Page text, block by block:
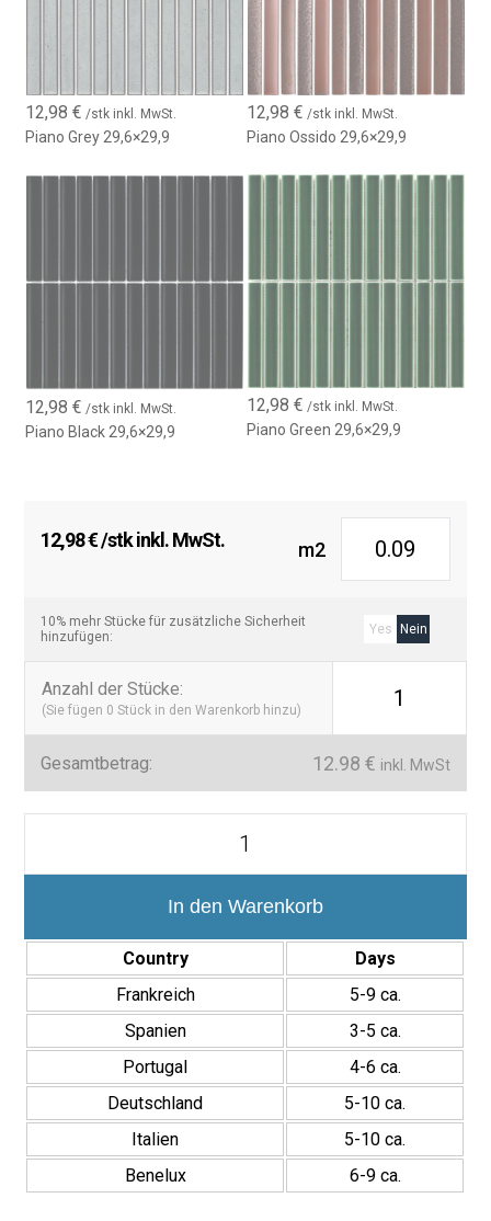
12,98€ /stk inkl. MwSt.
Piano Grey 29,6×29,9
12,98 € /stk inkl. MwSt.
Piano Ossido 29,6×29,9
12,98€ /stk inkl. MwSt.
Piano Black 29,6×29,9
12,98 € /stk inkl. MwSt.
Piano Green 29,6×29,9
12,98€/stk inkl. MwSt. m2
10% mehr Stücke für zusätzliche Sicherheit
hinzufügen:
Yes Nein
Anzahl der Stücke:
(Sie fügen 0Stück in den Warenkorb hinzu) 1
Gesamtbetrag: 12.98 € inkl. MwSt
Kit-
29,6x29,9
Interior/Exterior
In den Warenkorb
Country
Days
Frankreich
5-9 ca.
Spanien
3-5 ca.
Portugal
4-6 ca.
Deutschland
5-10 ca.
Italien
5-10 ca.
Benelux
6-9 ca.